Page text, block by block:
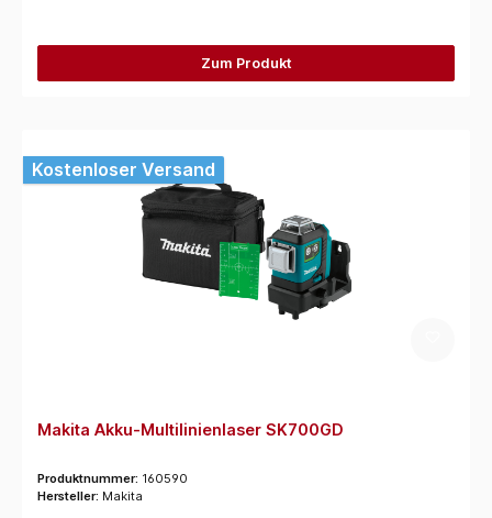
Zum Produkt
Kostenloser Versand
Makita Akku-Multilinienlaser SK700GD
Produktnummer: 160590
Hersteller: Makita